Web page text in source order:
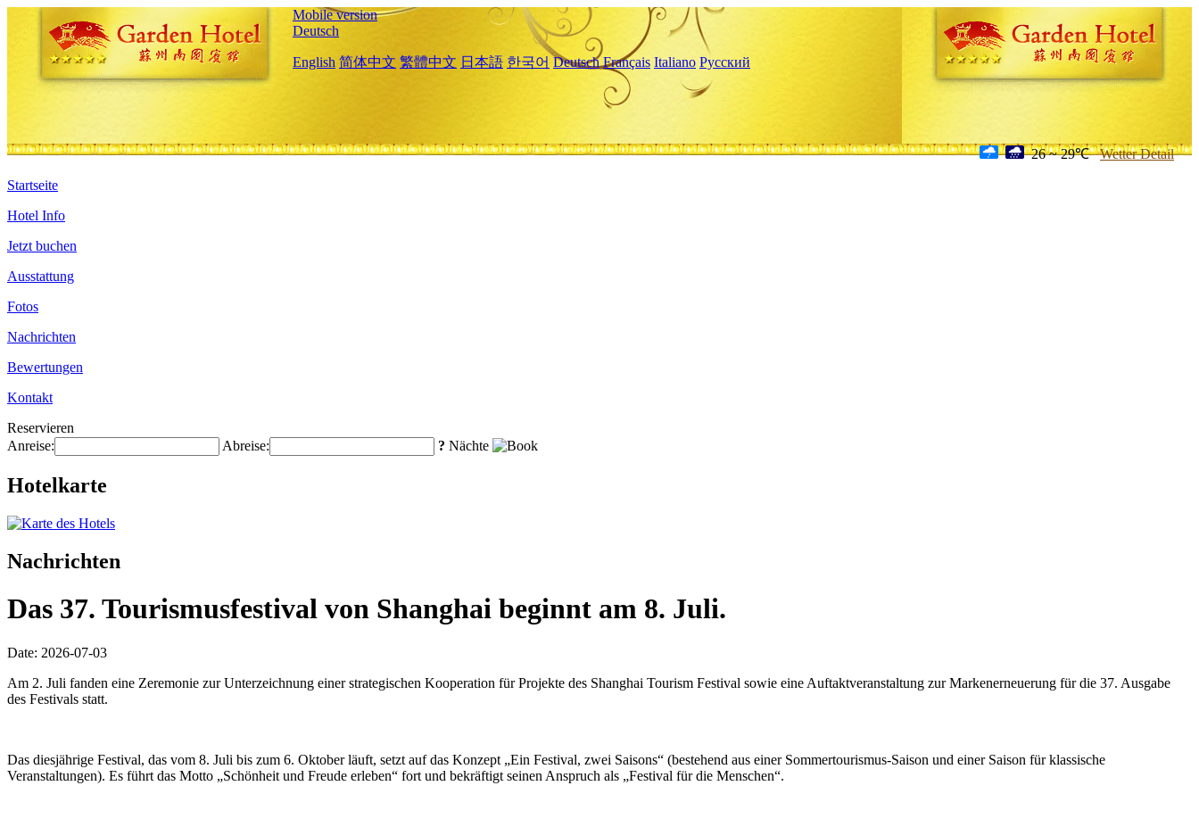
Mobile version
Deutsch
English 简体中文 繁體中文 日本語 한국어 Deutsch Français Italiano Русский
26 ~ 29℃ Wetter Detail
Startseite
Hotel Info
Jetzt buchen
Ausstattung
Fotos
Nachrichten
Bewertungen
Kontakt
Reservieren
Anreise:
Abreise: ? Nächte
Hotelkarte
Nachrichten
Das 37. Tourismusfestival von Shanghai beginnt am 8. Juli.
Date: 2026-07-03
Am 2. Juli fanden eine Zeremonie zur Unterzeichnung einer strategischen Kooperation für Projekte des Shanghai Tourism Festival sowie eine Auftaktveranstaltung zur Markenerneuerung für die 37. Ausgabe
des Festivals statt.
Das diesjährige Festival, das vom 8. Juli bis zum 6. Oktober läuft, setzt auf das Konzept „Ein Festival, zwei Saisons“ (bestehend aus einer Sommertourismus-Saison und einer Saison für klassische
Veranstaltungen). Es führt das Motto „Schönheit und Freude erleben“ fort und bekräftigt seinen Anspruch als „Festival für die Menschen“.